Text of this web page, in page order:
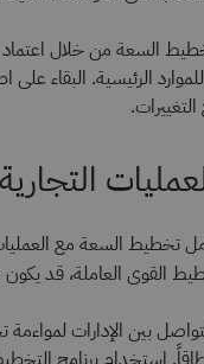
السعة من خلال
الرئيسية. البقاء على
تخطيط السعة مع
القوى العاملة، قد
بين الإدارات